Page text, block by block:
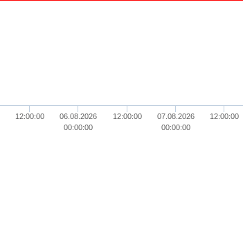
12:00:00
06.08.2026
00:00:00
12:00:00
07.08.2026
00:00:00
12:00:00